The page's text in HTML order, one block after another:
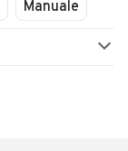
Manuale